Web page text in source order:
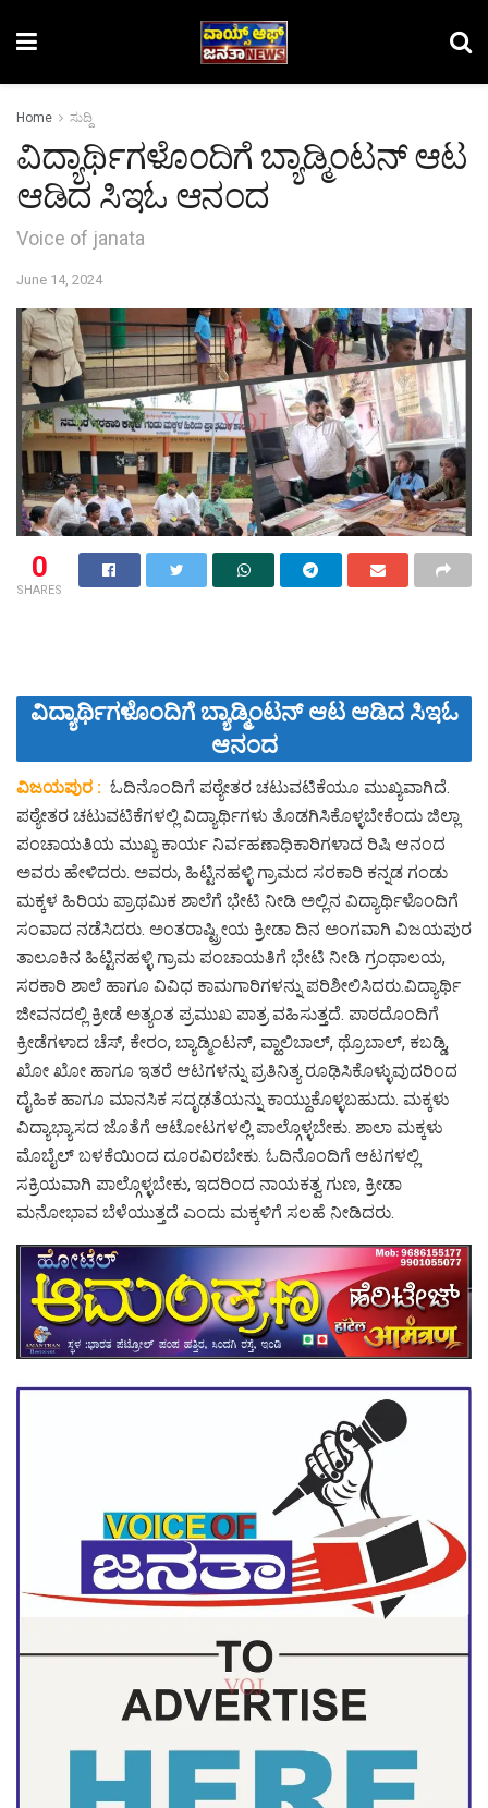
Home ಸುದ್ದಿ
ವಿದ್ಯಾರ್ಥಿಗಳೊಂದಿಗೆ ಬ್ಯಾಡ್ಮಿಂಟನ್ ಆಟ
ಆಡಿದ ಸಿಇಓ ಆನಂದ
Voice of janata
June 14, 2024
0
SHARES
ವಿದ್ಯಾರ್ಥಿಗಳೊಂದಿಗೆ ಬ್ಯಾಡ್ಮಿಂಟನ್ ಆಟ ಆಡಿದ ಸಿಇಓ
ಆನಂದ
ವಿಜಯಪುರ : ಓದಿನೊಂದಿಗೆ ಪಠ್ಯೇತರ ಚಟುವಟಿಕೆಯೂ ಮುಖ್ಯವಾಗಿದೆ.
ಪಠ್ಯೇತರ ಚಟುವಟಿಕೆಗಳಲ್ಲಿ ವಿದ್ಯಾರ್ಥಿಗಳು ತೊಡಗಿಸಿಕೊಳ್ಳಬೇಕೆಂದು ಜಿಲ್ಲಾ
ಪಂಚಾಯತಿಯ ಮುಖ್ಯ ಕಾರ್ಯ ನಿರ್ವಹಣಾಧಿಕಾರಿಗಳಾದ ರಿಷಿ ಆನಂದ
ಅವರು ಹೇಳಿದರು. ಅವರು, ಹಿಟ್ಟಿನಹಳ್ಳಿ ಗ್ರಾಮದ ಸರಕಾರಿ ಕನ್ನಡ ಗಂಡು
ಮಕ್ಕಳ ಹಿರಿಯ ಪ್ರಾಥಮಿಕ ಶಾಲೆಗೆ ಭೇಟಿ ನೀಡಿ ಅಲ್ಲಿನ ವಿದ್ಯಾರ್ಥಿಳೊಂದಿಗೆ
ಸಂವಾದ ನಡೆಸಿದರು. ಅಂತರಾಷ್ಟ್ರೀಯ ಕ್ರೀಡಾ ದಿನ ಅಂಗವಾಗಿ ವಿಜಯಪುರ
ತಾಲೂಕಿನ ಹಿಟ್ಟಿನಹಳ್ಳಿ ಗ್ರಾಮ ಪಂಚಾಯತಿಗೆ ಭೇಟಿ ನೀಡಿ ಗ್ರಂಥಾಲಯ,
ಸರಕಾರಿ ಶಾಲೆ ಹಾಗೂ ವಿವಿಧ ಕಾಮಗಾರಿಗಳನ್ನು ಪರಿಶೀಲಿಸಿದರು.ವಿದ್ಯಾರ್ಥಿ
ಜೀವನದಲ್ಲಿ ಕ್ರೀಡೆ ಅತ್ಯಂತ ಪ್ರಮುಖ ಪಾತ್ರ ವಹಿಸುತ್ತದೆ. ಪಾಠದೊಂದಿಗೆ
ಕ್ರೀಡೆಗಳಾದ ಚೆಸ್, ಕೇರಂ, ಬ್ಯಾಡ್ಮಿಂಟನ್, ವ್ಹಾಲಿಬಾಲ್, ಥ್ರೊಬಾಲ್, ಕಬಡ್ಡಿ,
ಖೋ ಖೋ ಹಾಗೂ ಇತರೆ ಆಟಗಳನ್ನು ಪ್ರತಿನಿತ್ಯ ರೂಢಿಸಿಕೊಳ್ಳುವುದರಿಂದ
ದೈಹಿಕ ಹಾಗೂ ಮಾನಸಿಕ ಸದೃಢತೆಯನ್ನು ಕಾಯ್ದುಕೊಳ್ಳಬಹುದು. ಮಕ್ಕಳು
ವಿದ್ಯಾಭ್ಯಾಸದ ಜೊತೆಗೆ ಆಟೋಟಗಳಲ್ಲಿ ಪಾಲ್ಗೊಳ್ಳಬೇಕು. ಶಾಲಾ ಮಕ್ಕಳು
ಮೊಬೈಲ್ ಬಳಕೆಯಿಂದ ದೂರವಿರಬೇಕು. ಓದಿನೊಂದಿಗೆ ಆಟಗಳಲ್ಲಿ
ಸಕ್ರಿಯವಾಗಿ ಪಾಲ್ಗೊಳ್ಳಬೇಕು, ಇದರಿಂದ ನಾಯಕತ್ವ ಗುಣ, ಕ್ರೀಡಾ
ಮನೋಭಾವ ಬೆಳೆಯುತ್ತದೆ ಎಂದು ಮಕ್ಕಳಿಗೆ ಸಲಹೆ ನೀಡಿದರು.